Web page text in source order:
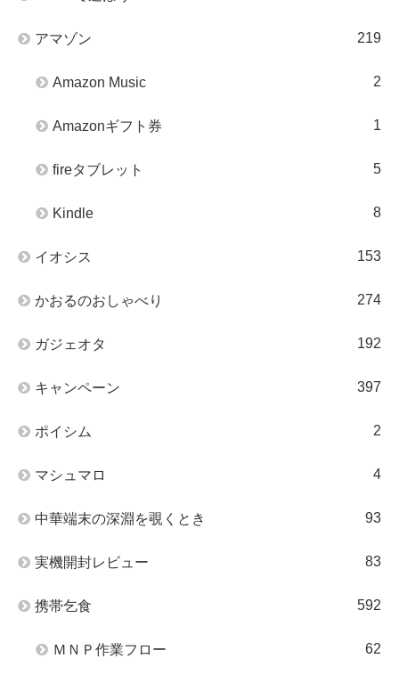
アマゾン 219
Amazon Music 2
Amazonギフト券 1
fireタブレット 5
Kindle 8
イオシス 153
かおるのおしゃべり 274
ガジェオタ 192
キャンペーン 397
ポイシム 2
マシュマロ 4
中華端末の深淵を覗くとき 93
実機開封レビュー 83
携帯乞食 592
ＭＮＰ作業フロー 62